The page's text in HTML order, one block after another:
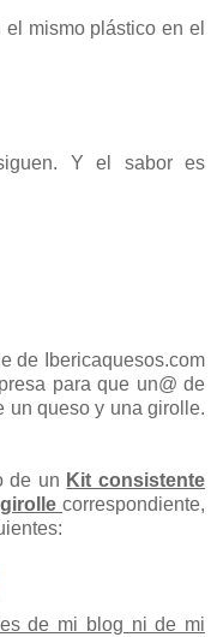
mismo plástico en el
Y el sabor es
de Ibericaquesos.com
para que un@ de
un queso y una girolle.
de un Kit consistente
correspondiente,
de mi blog ni de mi